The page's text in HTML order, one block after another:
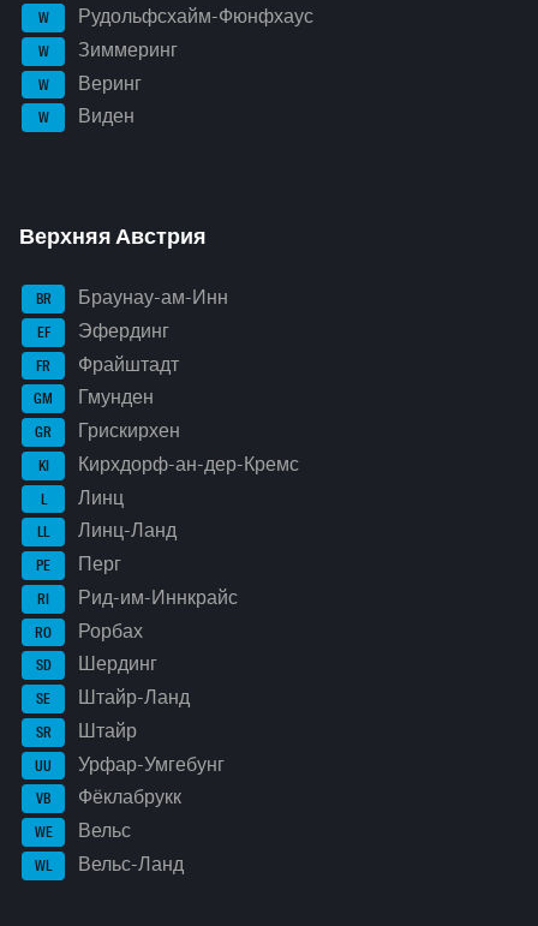
W Рудольфсхайм-Фюнфхаус
W Зиммеринг
W Веринг
W Виден
Верхняя Австрия
BR Браунау-ам-Инн
EF Эфердинг
FR Фрайштадт
GM Гмунден
GR Грискирхен
KI Кирхдорф-ан-дер-Кремс
L Линц
LL Линц-Ланд
PE Перг
RI Рид-им-Иннкрайс
RO Рорбах
SD Шердинг
SE Штайр-Ланд
SR Штайр
UU Урфар-Умгебунг
VB Фёклабрукк
WE Вельс
WL Вельс-Ланд